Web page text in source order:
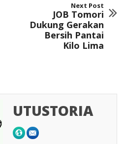
Next Post
JOB Tomori
Dukung Gerakan
Bersih Pantai
Kilo Lima
UTUSTORIA